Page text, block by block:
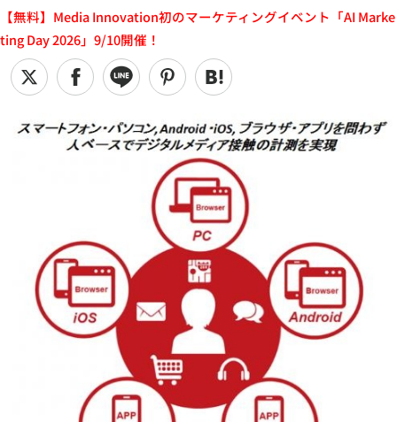
【無料】Media Innovation初のマーケティングイベント「AI Marke
ting Day 2026」9/10開催！